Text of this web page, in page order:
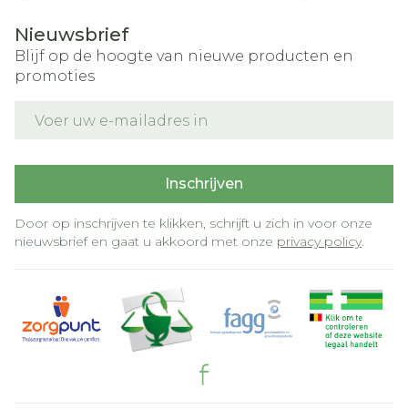
Nieuwsbrief
Blijf op de hoogte van nieuwe producten en
promoties
Inschrijven
Door op inschrijven te klikken, schrijft u zich in voor onze
nieuwsbrief en gaat u akkoord met onze privacy policy.